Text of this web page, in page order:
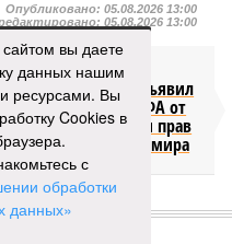
Опубликовано: 05.08.2026 13:00
05.08.2026 13:00
Инфантино
отступил и объявил
об отказе ФИФА от
продажи доли прав
на чемпионат мира
1
вы даете
данных нашим
ресурсами. Вы
Cookies в
с
обработки
данных»